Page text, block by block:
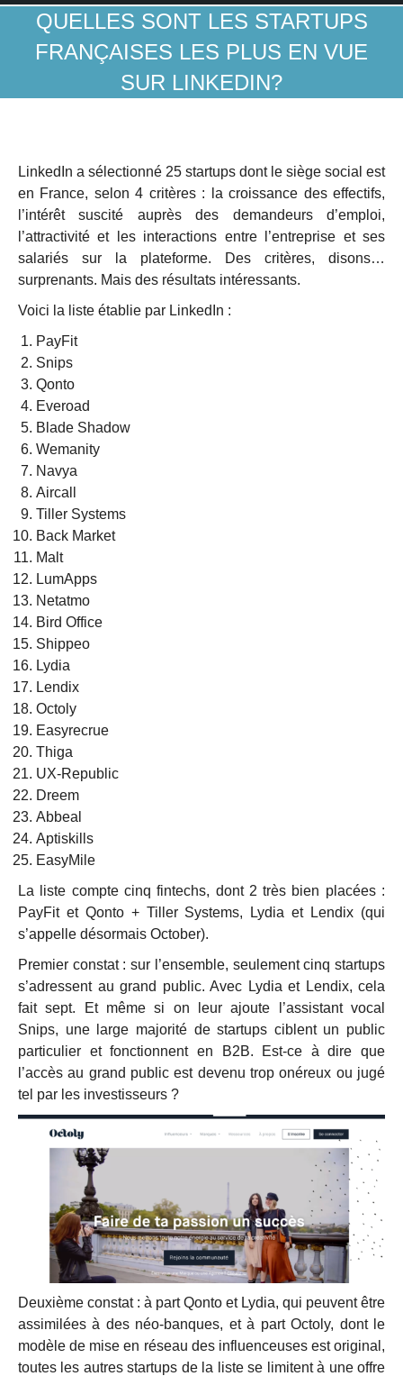
QUELLES SONT LES STARTUPS
FRANÇAISES LES PLUS EN VUE
SUR LINKEDIN?
LinkedIn a sélectionné 25 startups dont le siège social est
en France, selon 4 critères : la croissance des effectifs,
l’intérêt suscité auprès des demandeurs d’emploi,
l’attractivité et les interactions entre l’entreprise et ses
salariés sur la plateforme. Des critères, disons…
surprenants. Mais des résultats intéressants.
Voici la liste établie par LinkedIn :
PayFit
Snips
Qonto
Everoad
Blade Shadow
Wemanity
Navya
Aircall
Tiller Systems
Back Market
Malt
LumApps
Netatmo
Bird Office
Shippeo
Lydia
Lendix
Octoly
Easyrecrue
Thiga
UX-Republic
Dreem
Abbeal
Aptiskills
EasyMile
La liste compte cinq fintechs, dont 2 très bien placées :
PayFit et Qonto + Tiller Systems, Lydia et Lendix (qui
s’appelle désormais October).
Premier constat : sur l’ensemble, seulement cinq startups
s’adressent au grand public. Avec Lydia et Lendix, cela
fait sept. Et même si on leur ajoute l’assistant vocal
Snips, une large majorité de startups ciblent un public
particulier et fonctionnent en B2B. Est-ce à dire que
l’accès au grand public est devenu trop onéreux ou jugé
tel par les investisseurs ?
Deuxième constat : à part Qonto et Lydia, qui peuvent être
assimilées à des néo-banques, et à part Octoly, dont le
modèle de mise en réseau des influenceuses est original,
toutes les autres startups de la liste se limitent à une offre